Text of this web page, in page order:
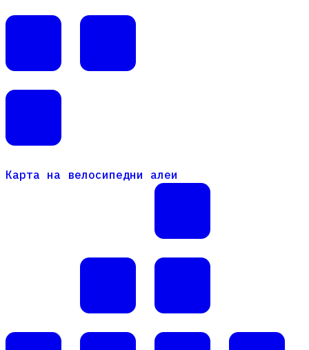
Карта на велосипедни алеи
Карта на велосипедни алеи